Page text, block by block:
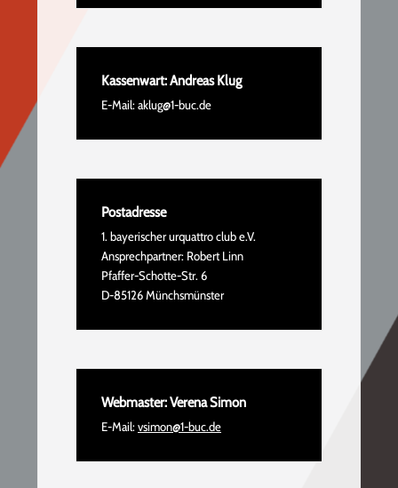
Kassenwart: Andreas Klug
E-Mail: aklug@1-buc.de
Postadresse
1. bayerischer urquattro club e.V.
Ansprechpartner: Robert Linn
Pfaffer-Schotte-Str. 6
D-85126 Münchsmünster
Webmaster: Verena Simon
E-Mail:vsimon@1-buc.de